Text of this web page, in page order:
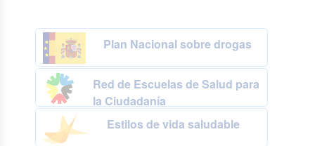
Plan Nacional sobre drogas
Red de Escuelas de Salud para
la Ciudadanía
Estilos de vida saludable